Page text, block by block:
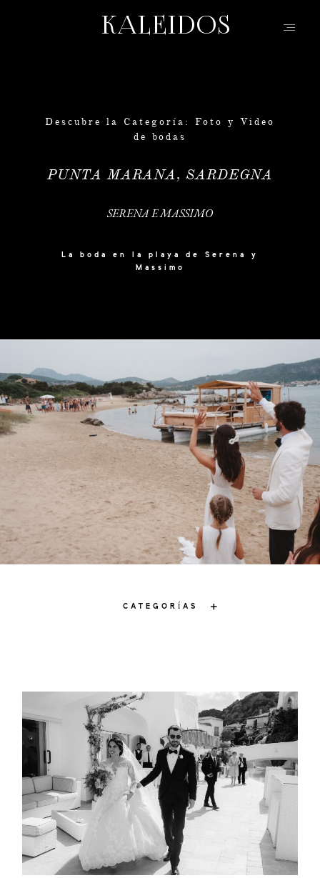
KALEIDOS
Descubre la Categoría: Foto y Video
de bodas
PUNTA MARANA, SARDEGNA
SERENA E MASSIMO
La boda en la playa de Serena y
Massimo
CATEGORÍAS
KALEIDOS
INFO, P&R
CONTACTO